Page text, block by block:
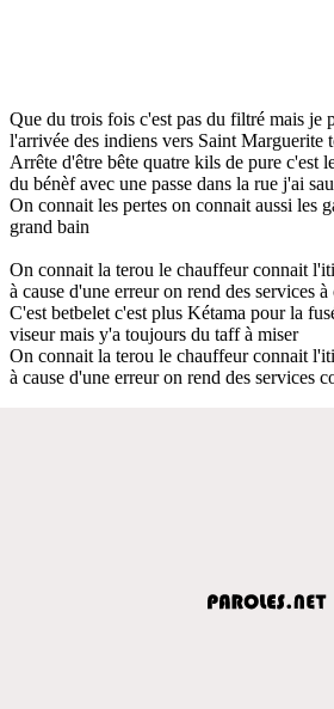
Que du trois fois c'est pas du filtré mais je
l'arrivée des indiens vers Saint Marguerite
Arrête d'être bête quatre kils de pure c'est
du bénèf avec une passe dans la rue j'ai
On connait les pertes on connait aussi les
grand bain
On connait la terou le chauffeur connait
à cause d'une erreur on rend des services
C'est betbelet c'est plus Kétama pour la
viseur mais y'a toujours du taff à miser
On connait la terou le chauffeur connait
à cause d'une erreur on rend des services